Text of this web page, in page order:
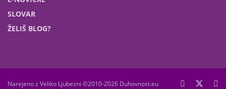
SLOVAR
ŽELIŠ BLOG?
Narejeno z Veliko Ljubezni ©2010-2026 Duhovnost.eu